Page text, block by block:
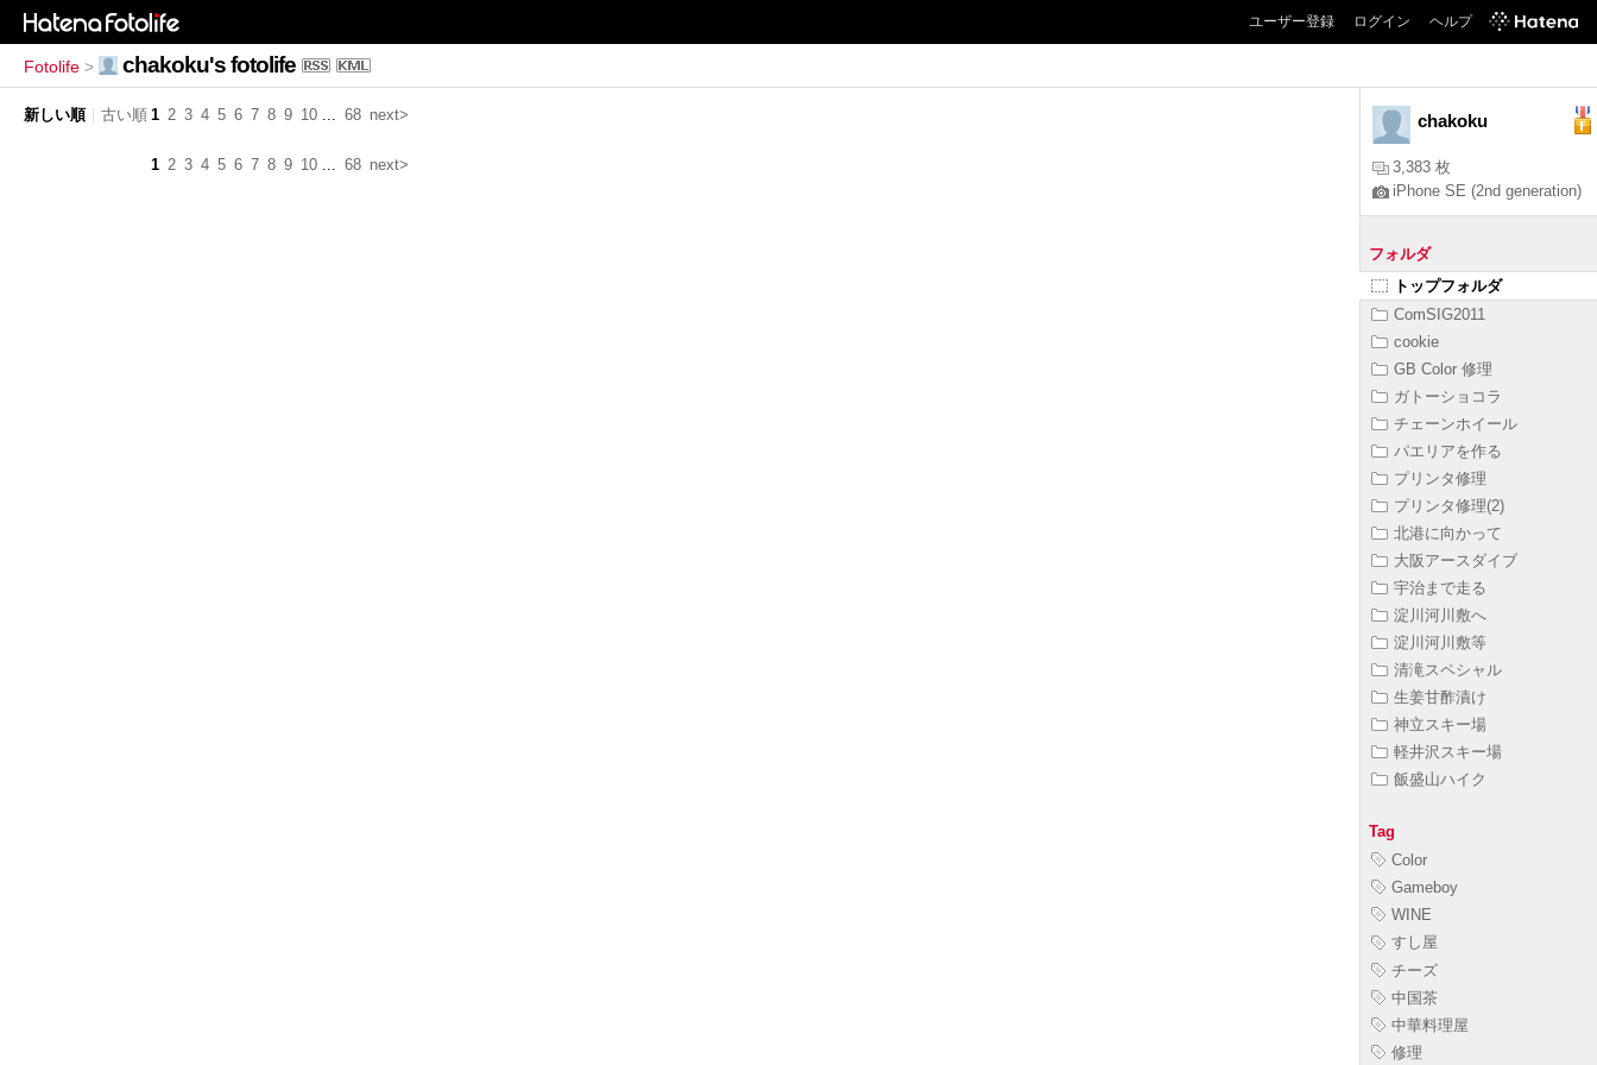
ユーザー登録 ログイン ヘルプ
Fotolife > chakoku's fotolife
1 2 3 4 5 6 7 8 9 10 ... 68 next>
新しい順 古い順
1 2 3 4 5 6 7 8 9 10 ... 68 next>
chakoku
3,383 枚
iPhone SE (2nd generation)
フォルダ
トップフォルダ
ComSIG2011
cookie
GB Color 修理
ガトーショコラ
チェーンホイール
パエリアを作る
プリンタ修理
プリンタ修理(2)
北港に向かって
大阪アースダイブ
宇治まで走る
淀川河川敷へ
淀川河川敷等
清滝スペシャル
生姜甘酢漬け
神立スキー場
軽井沢スキー場
飯盛山ハイク
Tag
Color
Gameboy
WINE
すし屋
チーズ
中国茶
中華料理屋
修理